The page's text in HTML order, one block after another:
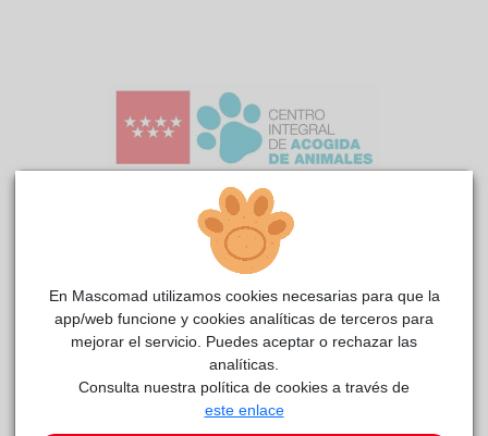
CIAAM.
COMENTARIOS
Carácter
Syrinx y Danika son dos hermanos juguetones, muy guapos
En Mascomad utilizamos cookies necesarias para que la
app/web funcione y cookies analíticas de terceros para
mejorar el servicio. Puedes aceptar o rechazar las
analíticas.
Consulta nuestra política de cookies a través de
este enlace